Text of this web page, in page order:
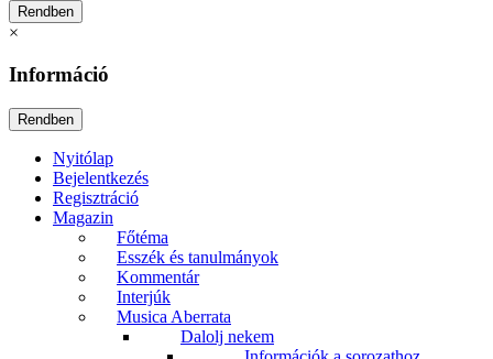
×
Információ
Nyitólap
Bejelentkezés
Regisztráció
Magazin
Főtéma
Esszék és tanulmányok
Kommentár
Interjúk
Musica Aberrata
Dalolj nekem